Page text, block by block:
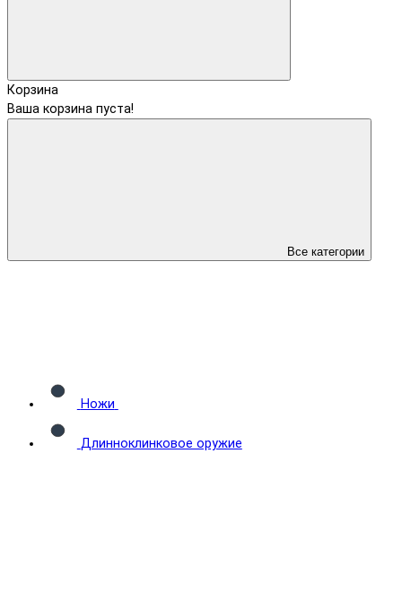
Корзина
Ваша корзина пуста!
Все категории
Ножи
Длинноклинковое оружие